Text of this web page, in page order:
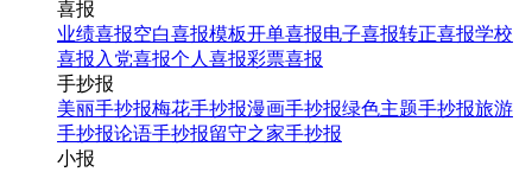
喜报
业绩喜报空白喜报模板开单喜报电子喜报转正喜报学校
喜报 入党喜报个人喜报彩票喜报
手抄报
美丽手抄报梅花手抄报漫画手抄报绿色主题手抄报旅游
手抄报论语手抄报留守之家手抄报
小报